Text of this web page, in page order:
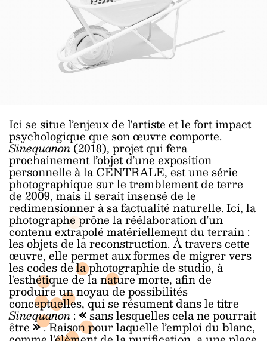
Ici se situe l’enjeux de l'artiste et le fort impact
psychologique que son œuvre comporte.
Sinequanon(2018), projet qui fera
prochainement l’objet d’une exposition
personnelle à la CENTRALE, est une série
photographique sur le tremblement de terre
de 2009, mais il serait insensé de le
redimensionner à sa factualité naturelle. Ici, la
photographe prône la réélaboration d’un
contenu extrapolé matériellement du terrain :
les objets de la reconstruction. À travers cette
œuvre, elle permet aux formes de migrer vers
les codes de la photographie de studio, à
l'esthétique de la nature morte, afin de
produire un noyau de possibilités
conceptuelles, qui se résument dans le titre
Sinequanon:«sans lesquelles cela ne pourrait
être».Raison pour laquelle l’emploi du blanc,